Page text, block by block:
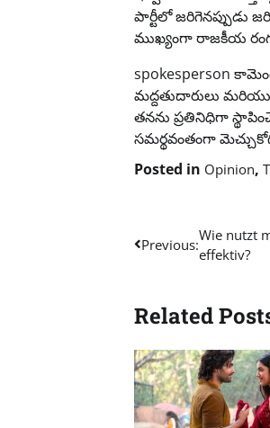
పార్టీలో జరిగెనప్పుడు
ముఖ్యంగా రాజకీయ
spokesperson
మద్దతుదారులు మరియు
తనను ప్రతినిధిగా
సమర్థవంతంగా
Posted in Opinion,
Post
Previous:
Wie nutzt
effektiv?
Related